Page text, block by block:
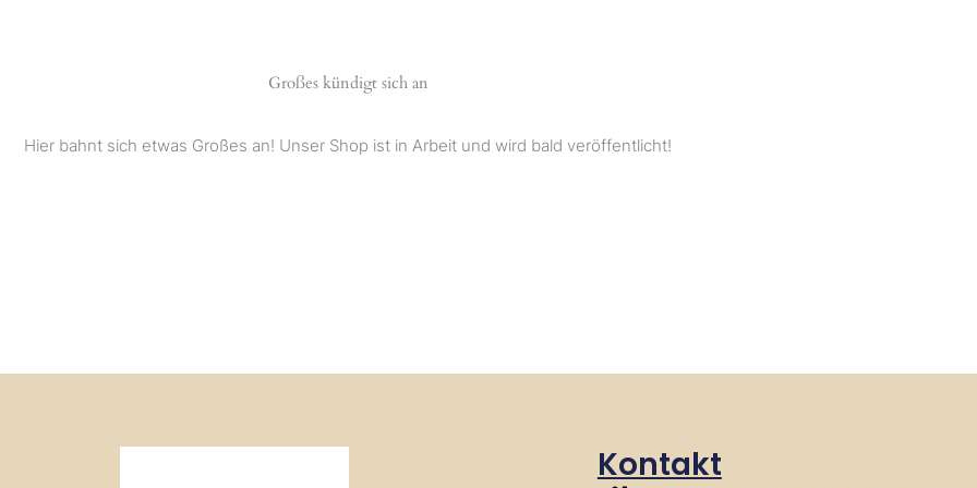
Großes kündigt sich an
Hier bahnt sich etwas Großes an! Unser Shop ist in Arbeit und wird bald veröffentlicht!
Kontakt